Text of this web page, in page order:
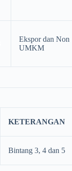
Ekspor dan Non
UMKM
KETERANGAN
Bintang 3, 4 dan 5